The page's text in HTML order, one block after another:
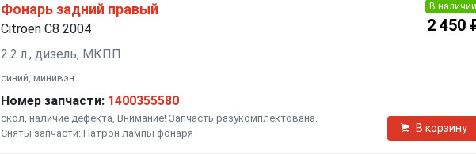
Фонарь задний правый
Citroen C8 2004
2.2 л., дизель, МКПП
синий, минивэн
Номер запчасти: 1400355580
скол, наличие дефекта, Внимание! Запчасть разукомплектована.
Сняты запчасти: Патрон лампы фонаря
В наличии
2 450
В корзину